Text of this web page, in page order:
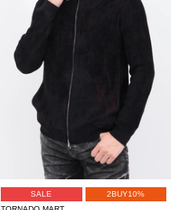
SALE
2BUY10%